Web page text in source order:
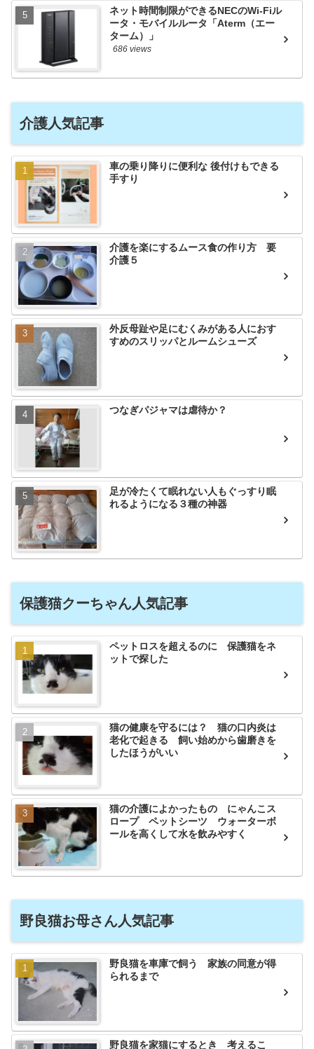
ネット時間制限ができるNECのWi-Fiル
ータ・モバイルルータ「Aterm（エー
ターム）」
686 views
介護人気記事
車の乗り降りに便利な 後付けもできる
手すり
介護を楽にするムース食の作り方 要
介護５
外反母趾や足にむくみがある人におす
すめのスリッパとルームシューズ
つなぎパジャマは虐待か？
足が冷たくて眠れない人もぐっすり眠
れるようになる３種の神器
保護猫クーちゃん人気記事
ペットロスを超えるのに 保護猫をネ
ットで探した
猫の健康を守るには？ 猫の口内炎は
老化で起きる 飼い始めから歯磨きを
したほうがいい
猫の介護によかったもの にゃんこス
ロープ ペットシーツ ウォーターボ
ールを高くして水を飲みやすく
野良猫お母さん人気記事
野良猫を車庫で飼う 家族の同意が得
られるまで
野良猫を家猫にするとき 考えるこ